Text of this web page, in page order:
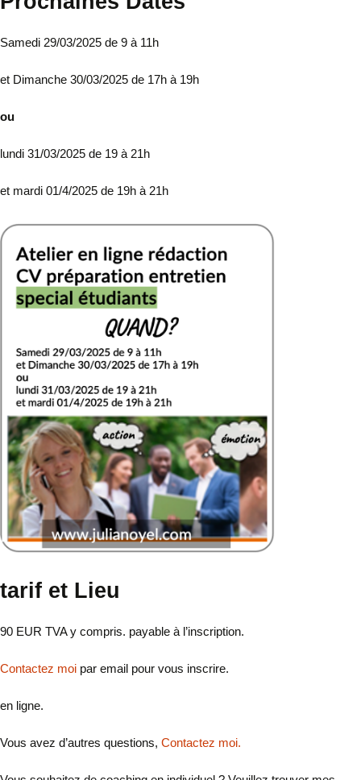
Samedi 29/03/2025 de 9 à 11h
et Dimanche 30/03/2025 de 17h à 19h
ou
lundi 31/03/2025 de 19 à 21h
et mardi 01/4/2025 de 19h à 21h
tarif et Lieu
90 EUR TVA y compris. payable à l’inscription.
Contactez moi par email pour vous inscrire.
en ligne.
Vous avez d’autres questions, Contactez moi.